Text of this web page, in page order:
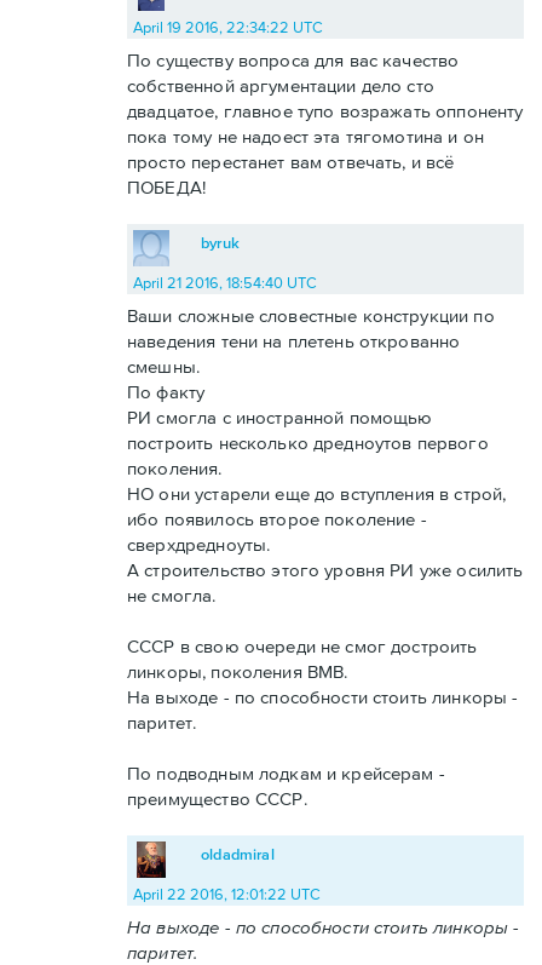
April 19 2016, 22:34:22 UTC
По существу вопроса для вас качество
собственной аргументации дело сто
двадцатое, главное тупо возражать оппоненту
пока тому не надоест эта тягомотина и он
просто перестанет вам отвечать, и всё
ПОБЕДА!
byruk
April 21 2016, 18:54:40 UTC
Ваши сложные словестные конструкции по
наведения тени на плетень открованно
смешны.
По факту
РИ смогла с иностранной помощью
построить несколько дредноутов первого
поколения.
НО они устарели еще до вступления в строй,
ибо появилось второе поколение -
сверхдредноуты.
А строительство этого уровня РИ уже осилить
не смогла.
СССР в свою очереди не смог достроить
линкоры, поколения ВМВ.
На выходе - по способности стоить линкоры -
паритет.
По подводным лодкам и крейсерам -
преимущество СССР.
oldadmiral
April 22 2016, 12:01:22 UTC
На выходе - по способности стоить линкоры -
паритет.